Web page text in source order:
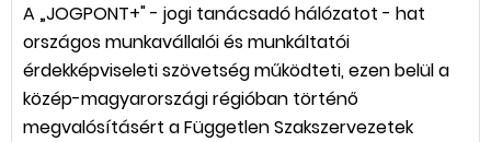
A „JOGPONT+" - jogi tanácsadó hálózatot - hat
országos munkavállalói és munkáltatói
érdekképviseleti szövetség működteti, ezen belül a
közép-magyarországi régióban történő
megvalósításért a Független Szakszervezetek